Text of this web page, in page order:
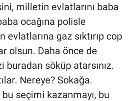
milletin evlatlarını baba
ocağına polisle
gaz sıktırıp cop
olsun. Daha önce de
buradan söküp atarsınız.
Nereye? Sokağa.
seçimi kazanmayı, bu